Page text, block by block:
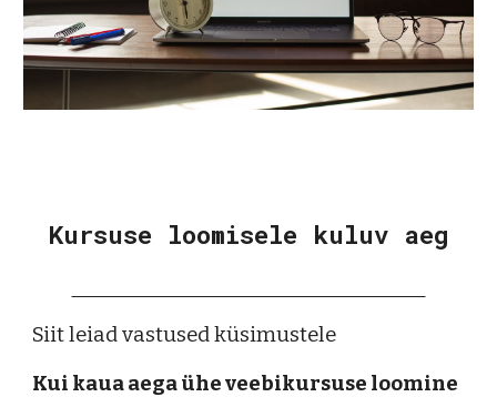
Kursuse loomisele kuluv aeg
Siit leiad vastused küsimustele
Kui kaua aega ühe veebikursuse loomine